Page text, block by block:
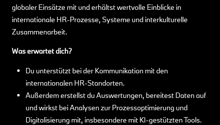
globaler Einsätze mit und erhältst wertvolle Einblicke in
internationale HR-Prozesse, Systeme und interkulturelle
Zusammenarbeit.
Was erwartet dich?
Du unterstützt bei der Kommunikation mit den
internationalen HR-Standorten.
Außerdem erstellst du Auswertungen, bereitest Daten auf
und wirkst bei Analysen zur Prozessoptimierung und
Digitalisierung mit, insbesondere mit KI-gestützten Tools.